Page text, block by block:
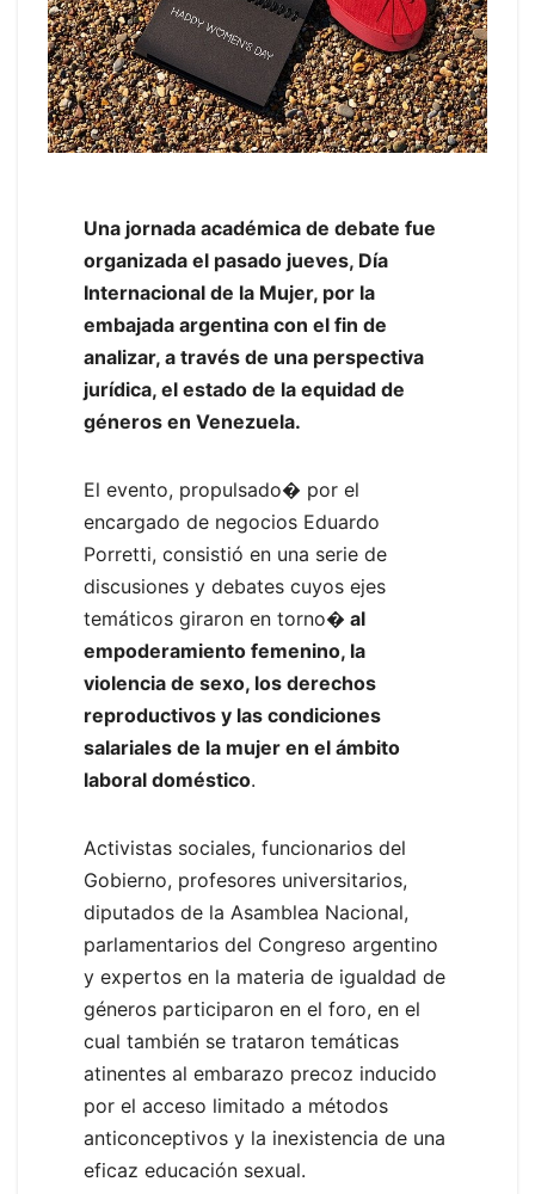
Una jornada académica de debate fue
organizada el pasado jueves, Día
Internacional de la Mujer, por la
embajada argentina con el fin de
analizar, a través de una perspectiva
jurídica, el estado de la equidad de
géneros en Venezuela.
El evento, propulsado� por el
encargado de negocios Eduardo
Porretti, consistió en una serie de
discusiones y debates cuyos ejes
temáticos giraron en torno� al
empoderamiento femenino, la
violencia de sexo, los derechos
reproductivos y las condiciones
salariales de la mujer en el ámbito
laboral doméstico.
Activistas sociales, funcionarios del
Gobierno, profesores universitarios,
diputados de la Asamblea Nacional,
parlamentarios del Congreso argentino
y expertos en la materia de igualdad de
géneros participaron en el foro, en el
cual también se trataron temáticas
atinentes al embarazo precoz inducido
por el acceso limitado a métodos
anticonceptivos y la inexistencia de una
eficaz educación sexual.